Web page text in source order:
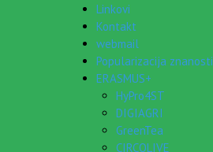
Linkovi
Kontakt
webmail
Popularizacija znanosti
ERASMUS+
HyPro4ST
DIGIAGRI
GreenTea
CIRCOLIVE